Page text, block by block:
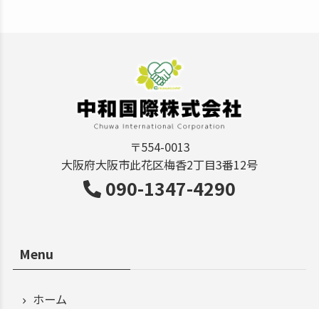
〒554-0013
大阪府大阪市此花区梅香2丁目3番12号
090-1347-4290
Menu
ホーム